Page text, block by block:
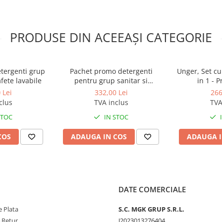
cu igiena pentru indepartarea
adera pe peretii verticali ai
de murdarie
si invers, garanteaza o
ascunse colturi ale baii dvs.,
si/sau fierbinti. Daca
duza de dozare si tineti
radiatii solare.
PRODUSE DIN ACEEAȘI CATEGORIE
grup
lavabile
Lei
Pachet promo detergenti
pentru grup sanitar si
pardoseli
332,00 Lei
TVA inclus
IN STOC
ADAUGA IN COS
Unger, Set
in 1 -
ADAUGA
Plata
DATE COMERCIALE
S.C. MGK GRUP S.R.L.